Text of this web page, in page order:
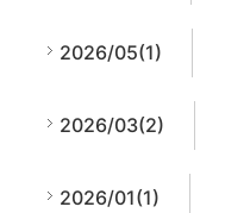
2026/05(1)
2026/03(2)
2026/01(1)